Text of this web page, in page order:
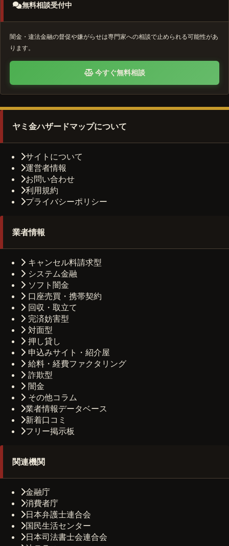
無料相談受付中
闇金・違法金融の督促や嫌がらせは専門家への相談で止められる可能性があ
ります。
今すぐ無料相談
ヤミ金ハザードマップについて
サイトについて
運営者情報
お問い合わせ
利用規約
プライバシーポリシー
業者情報
キャンセル料請求型
システム金融
ソフト闇金
口座売買・携帯契約
回収・取立て
完済妨害型
対面型
押し貸し
申込みサイト・紹介屋
給料・経費ファクタリング
詐欺型
闇金
その他コラム
業者情報データベース
新着口コミ
フリー掲示板
関連機関
金融庁
消費者庁
日本弁護士連合会
国民生活センター
日本司法書士会連合会